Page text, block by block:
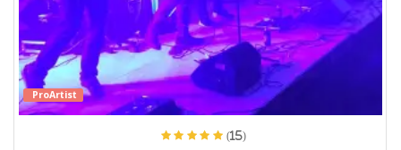
ProArtist
(15)